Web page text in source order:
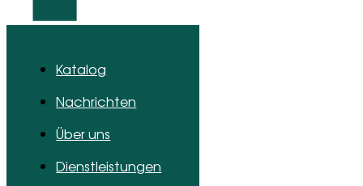
Katalog
Nachrichten
Über uns
Dienstleistungen